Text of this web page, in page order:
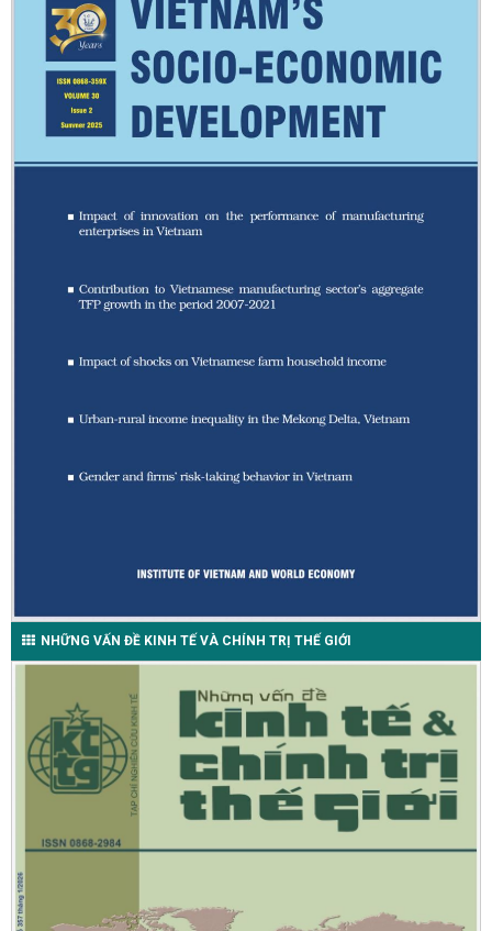
NHỮNG VẤN ĐỀ KINH TẾ VÀ CHÍNH TRỊ THẾ GIỚI